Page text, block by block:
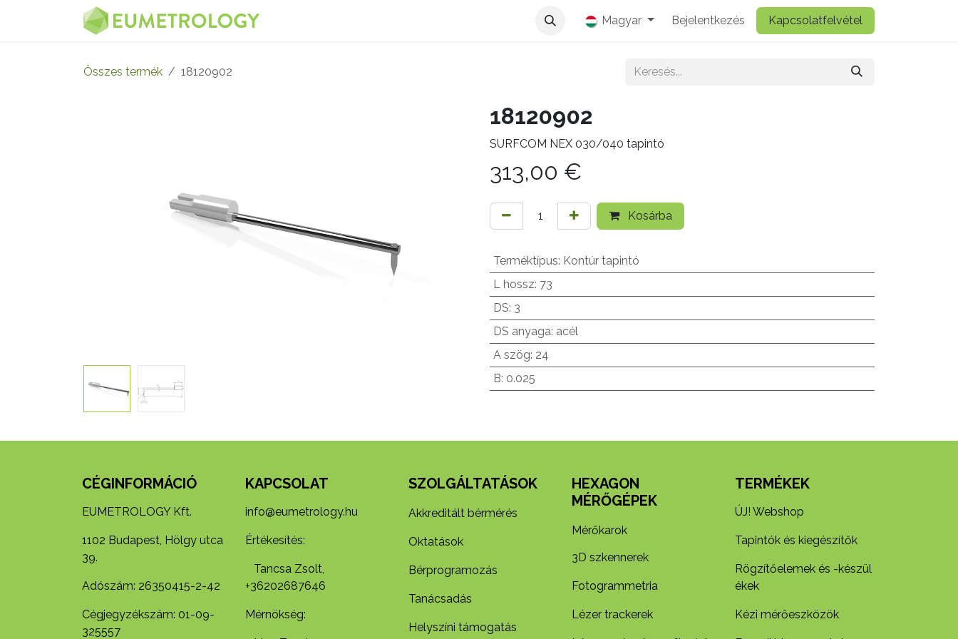
Kihagyás és továbblépés a tartalomhoz
Magyar Bejelentkezés Kapcsolatfelvétel
Összes termék 18120902
18120902
SURFCOM NEX 030/040 tapintó
313,00 €
Kosárba
Terméktípus: Kontúr tapintó
L hossz: 73
DS: 3
DS anyaga: acél
A szög: 24
B: 0.025
CÉGINFORMÁCIÓ
EUMETROLOGY Kft.
1102 Budapest, Hölgy utca
39.
Adószám: 26350415-2-42
Cégjegyzékszám: 01-09-
325557
KAPCSOLAT
info@eumetrology.hu
Értékesítés:
Tancsa Zsolt,
+36202687646
Mérnökség:
SZOLGÁLTATÁSOK
Akkreditált bérmérés
Oktatások
Bérprogramozás
Tanácsadás
Helyszíni támogatás
HEXAGON
MÉRŐGÉPEK
Mérőkarok
3D szkennerek
Fotogrammetria
Lézer trackerek
TERMÉKEK
ÚJ! Webshop
Tapintók és kiegészítők
Rögzítőelemek és -készül​
ékek
Kézi mérőeszközök